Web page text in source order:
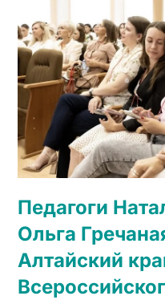
Педагоги
Ольга
Алтайский